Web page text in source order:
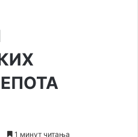
1 минут читања